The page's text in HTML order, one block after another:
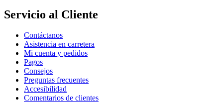
Servicio al Cliente
Contáctanos
Asistencia en carretera
Mi cuenta y pedidos
Pagos
Consejos
Preguntas frecuentes
Accesibilidad
Comentarios de clientes